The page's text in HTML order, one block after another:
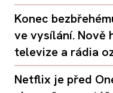
Konec
ve vysílání. Nově
televize a rádia
Netflix je před